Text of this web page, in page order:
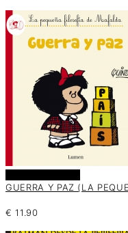
GUERRA Y PAZ (LA
€ 11.90